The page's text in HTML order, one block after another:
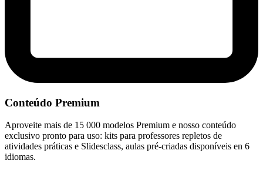
Conteúdo Premium
Aproveite mais de 15 000 modelos Premium e nosso conteúdo
exclusivo pronto para uso: kits para professores repletos de
atividades práticas e Slidesclass, aulas pré-criadas disponíveis en 6
idiomas.